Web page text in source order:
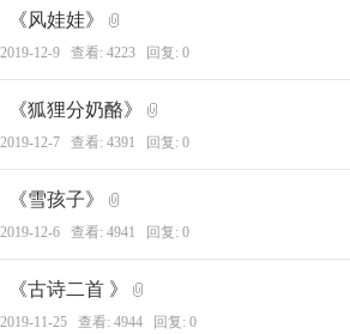
《风娃娃》
2019-12-9 查看: 4223 回复: 0
《狐狸分奶酪》
2019-12-7 查看: 4391 回复: 0
《雪孩子》
2019-12-6 查看: 4941 回复: 0
《古诗二首 》
2019-11-25 查看: 4944 回复: 0